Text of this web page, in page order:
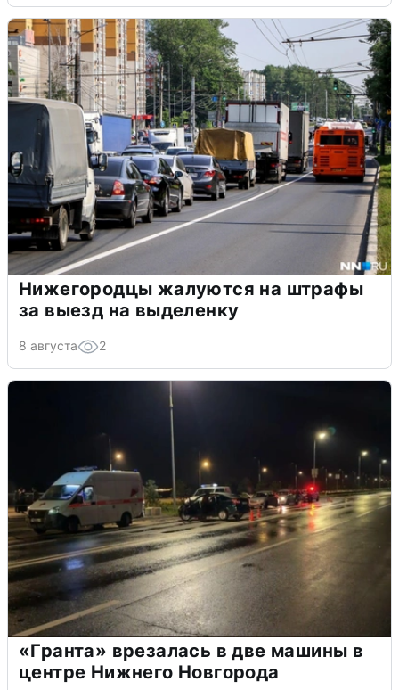
Нижегородцы жалуются на штрафы
за выезд на выделенку
8 августа 2
«Гранта» врезалась в две машины в
центре Нижнего Новгорода